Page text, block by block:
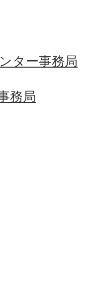
ター事務局
務局